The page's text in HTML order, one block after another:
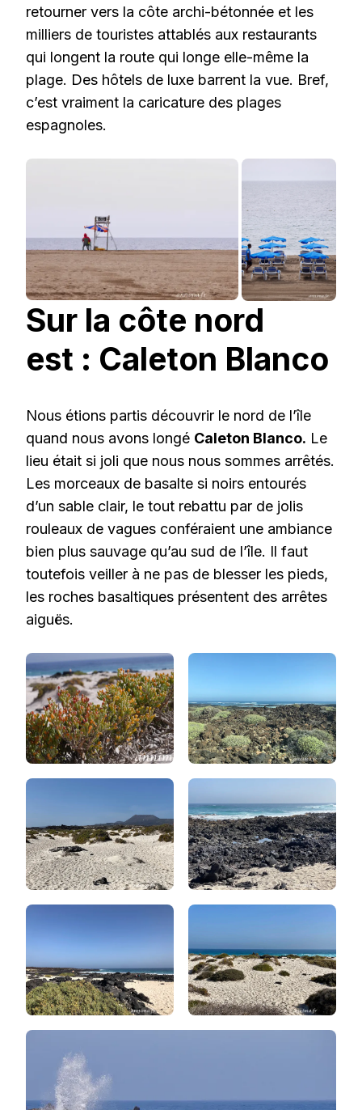
retourner vers la côte archi-bétonnée et les
milliers de touristes attablés aux restaurants
qui longent la route qui longe elle-même la
plage. Des hôtels de luxe barrent la vue. Bref,
c’est vraiment la caricature des plages
espagnoles.
Sur la côte nord
est : Caleton Blanco
Nous étions partis découvrir le nord de l’île
quand nous avons longé Caleton Blanco. Le
lieu était si joli que nous nous sommes arrêtés.
Les morceaux de basalte si noirs entourés
d’un sable clair, le tout rebattu par de jolis
rouleaux de vagues conféraient une ambiance
bien plus sauvage qu’au sud de l’île. Il faut
toutefois veiller à ne pas de blesser les pieds,
les roches basaltiques présentent des arrêtes
aiguës.